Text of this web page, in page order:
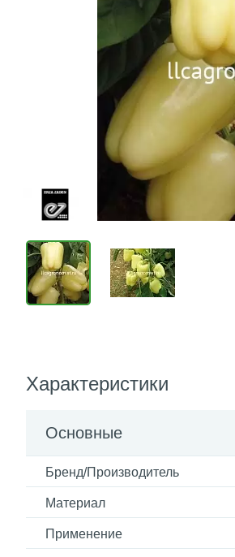
Характеристики
Основные
Бренд/Производитель
Материал
Применение